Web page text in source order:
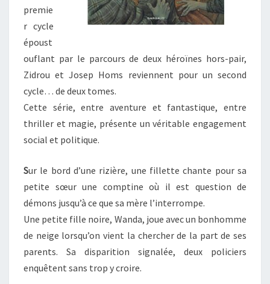
premie
r cycle
époust
ouflant par le parcours de deux héroïnes hors-pair,
Zidrou et Josep Homs reviennent pour un second
cycle… de deux tomes.
Cette série, entre aventure et fantastique, entre
thriller et magie, présente un véritable engagement
social et politique.
Sur le bord d’une rizière, une fillette chante pour sa
petite sœur une comptine où il est question de
démons jusqu’à ce que sa mère l’interrompe.
Une petite fille noire, Wanda, joue avec un bonhomme
de neige lorsqu’on vient la chercher de la part de ses
parents. Sa disparition signalée, deux policiers
enquêtent sans trop y croire.